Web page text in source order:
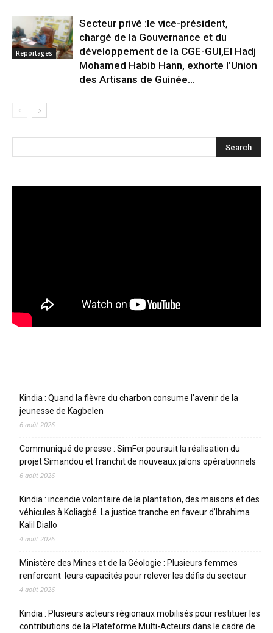
Reportages
Secteur privé :le vice-président,
chargé de la Gouvernance et du
développement de la CGE-GUI,El Hadj
Mohamed Habib Hann, exhorte l’Union
des Artisans de Guinée...
Kindia : Quand la fièvre du charbon consume l’avenir de la
jeunesse de Kagbelen
6 août 2026
Communiqué de presse : SimFer poursuit la réalisation du
projet Simandou et franchit de nouveaux jalons opérationnels
6 août 2026
Kindia : incendie volontaire de la plantation, des maisons et des
véhicules à Koliagbé. La justice tranche en faveur d’Ibrahima
Kalil Diallo
4 août 2026
Ministère des Mines et de la Géologie : Plusieurs femmes
renforcent leurs capacités pour relever les défis du secteur
4 août 2026
Kindia : Plusieurs acteurs régionaux mobilisés pour restituer les
contributions de la Plateforme Multi-Acteurs dans le cadre de